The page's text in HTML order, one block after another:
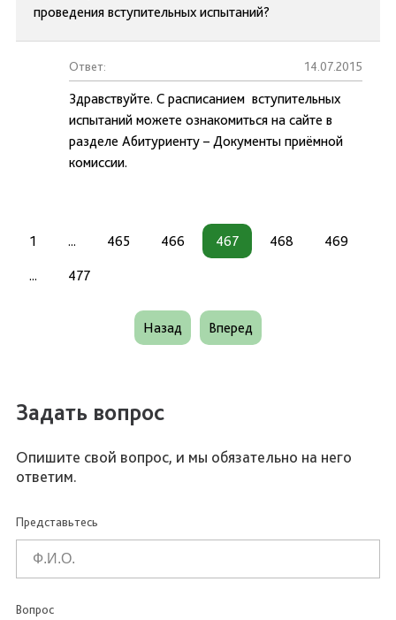
проведения вступительных испытаний?
Ответ: 14.07.2015
Здравствуйте. С расписанием вступительных
испытаний можете ознакомиться на сайте в
разделе Абитуриенту – Документы приёмной
комиссии.
1 ... 465 466 467 468 469
... 477
Назад Вперед
Задать вопрос
Опишите свой вопрос, и мы обязательно на него
ответим.
Представьтесь
Вопрос